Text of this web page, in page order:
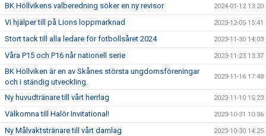
BK Höllvikens valberedning söker en ny revisor 2024-01-12 13:20
Vi hjälper till på Lions loppmarknad 2023-12-05 15:41
Stort tack till alla ledare för fotbollsåret 2024 2023-11-30 14:03
Våra P15 och P16 når nationell serie 2023-11-23 13:37
BK Höllviken är en av Skånes största ungdomsföreningar
och i ständig utveckling.
2023-11-16 17:48
Ny huvudtränare till vårt herrlag 2023-11-10 15:23
Välkomna till Halör Invitational! 2023-10-31 10:36
Ny Målvaktstränare till vårt damlag 2023-10-30 14:25